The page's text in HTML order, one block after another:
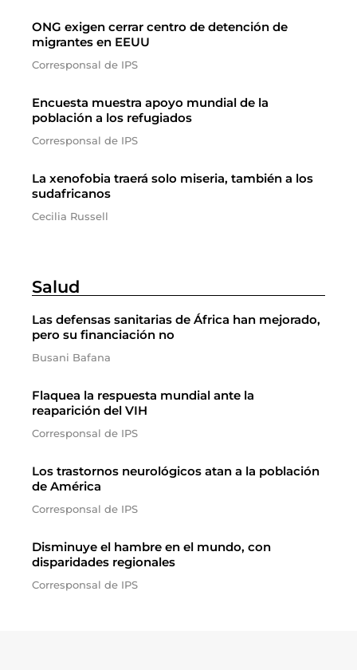
ONG exigen cerrar centro de detención de
migrantes en EEUU
Corresponsal de IPS
Encuesta muestra apoyo mundial de la
población a los refugiados
Corresponsal de IPS
La xenofobia traerá solo miseria, también a los
sudafricanos
Cecilia Russell
Salud
Las defensas sanitarias de África han mejorado,
pero su financiación no
Busani Bafana
Flaquea la respuesta mundial ante la
reaparición del VIH
Corresponsal de IPS
Los trastornos neurológicos atan a la población
de América
Corresponsal de IPS
Disminuye el hambre en el mundo, con
disparidades regionales
Corresponsal de IPS